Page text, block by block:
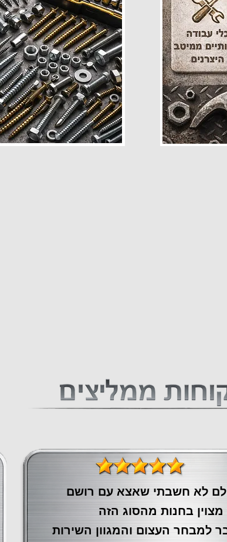
לא חשבתי שאצא עם רושם
מצוין ‏בחנות מהסוג הזה
‏למבחר העצום והמגוון השירות